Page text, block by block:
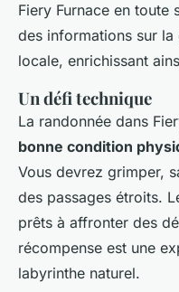
Fiery Furnace en toute
des informations sur
locale, enrichissant
Un défi technique
La randonnée dans
bonne condition
Vous devrez grimper,
des passages étroits.
prêts à affronter des
récompense est une
labyrinthe naturel.